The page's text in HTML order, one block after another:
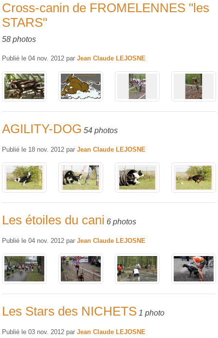
Cross-canin de FROMELENNES "les
STARS"
58 photos
Publié le 04 nov. 2012 par Jean Claude LEJOSNE
AGILITY-DOG 54 photos
Publié le 18 nov. 2012 par Jean Claude LEJOSNE
Les étoiles du cani 6 photos
Publié le 04 nov. 2012 par Jean Claude LEJOSNE
Les Stars des NICHETS 1 photo
Publié le 03 nov. 2012 par Jean Claude LEJOSNE